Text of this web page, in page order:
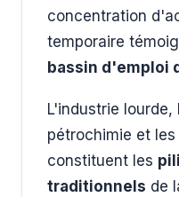
concentration
temporaire
bassin d'emploi
L'industrie
pétrochimie et
constituent les
traditionnels de